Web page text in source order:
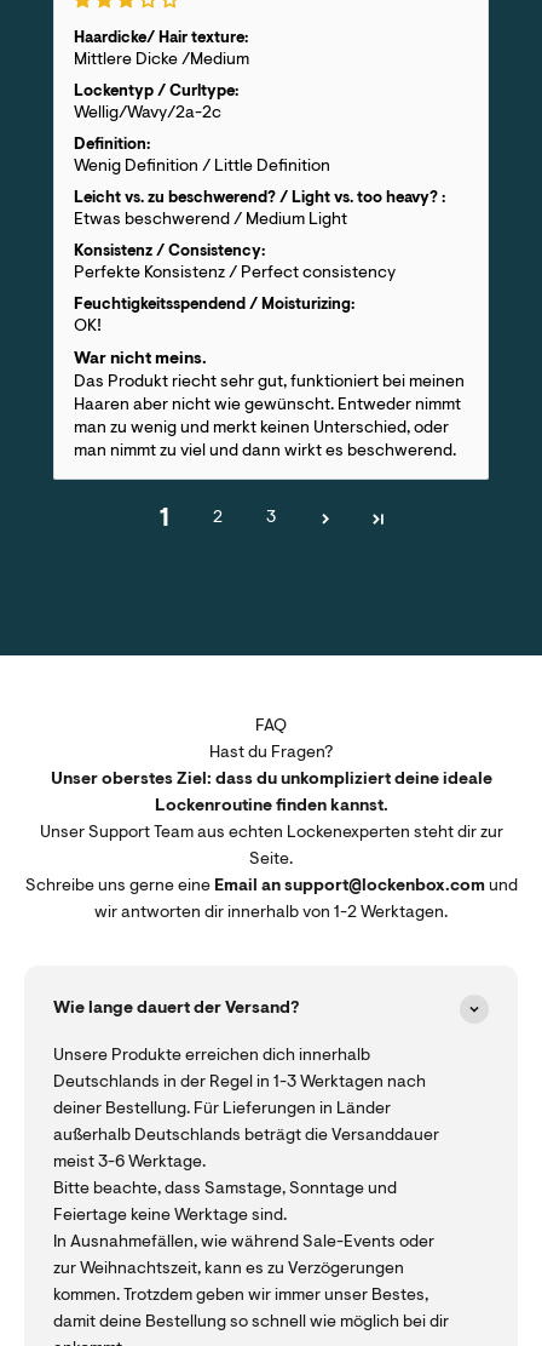
Haardicke/ Hair texture:
Mittlere Dicke /Medium
Lockentyp / Curltype:
Wellig/Wavy/2a-2c
Definition:
Wenig Definition / Little Definition
Leicht vs. zu beschwerend? / Light vs. too heavy? :
Etwas beschwerend / Medium Light
Konsistenz / Consistency:
Perfekte Konsistenz / Perfect consistency
Feuchtigkeitsspendend / Moisturizing:
OK!
War nicht meins.
Das Produkt riecht sehr gut, funktioniert bei meinen
Haaren aber nicht wie gewünscht. Entweder nimmt
man zu wenig und merkt keinen Unterschied, oder
man nimmt zu viel und dann wirkt es beschwerend.
1 2 3
FAQ
Hast du Fragen?
Unser oberstes Ziel: dass du unkompliziert deine ideale
Lockenroutine finden kannst.
Unser Support Team aus echten Lockenexperten steht dir zur
Seite.
Schreibe uns gerne eine Email an support@lockenbox.comund
wir antworten dir innerhalb von 1-2 Werktagen.
Wie lange dauert der Versand?
Unsere Produkte erreichen dich innerhalb
Deutschlands in der Regel in 1-3 Werktagen nach
deiner Bestellung. Für Lieferungen in Länder
außerhalb Deutschlands beträgt die Versanddauer
meist 3-6 Werktage.
Bitte beachte, dass Samstage, Sonntage und
Feiertage keine Werktage sind.
In Ausnahmefällen, wie während Sale-Events oder
zur Weihnachtszeit, kann es zu Verzögerungen
kommen. Trotzdem geben wir immer unser Bestes,
damit deine Bestellung so schnell wie möglich bei dir